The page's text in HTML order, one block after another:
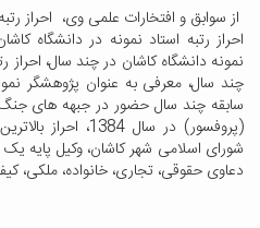
از سوابق و افتخارات علمی وی، احراز
احراز رتبه استاد نمونه در دانشگاه
نمونه دانشگاه کاشان در چند سال،
چند سال، معرفی به عنوان پژوهشگر
سابقه چند سال حضور در جبهه های جنگ
(پروفسور) در سال
شورای اسلامی شهر کاشان، وکیل پایه
دعاوی حقوقی، تجاری، خانواده، ملکی،